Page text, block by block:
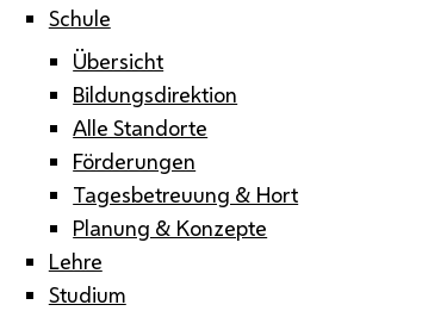
Schule
Übersicht
Bildungsdirektion
Alle Standorte
Förderungen
Tagesbetreuung & Hort
Planung & Konzepte
Lehre
Studium